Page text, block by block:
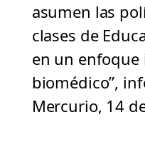
asumen las
clases de
en un
biomédico”,
Mercurio, 14